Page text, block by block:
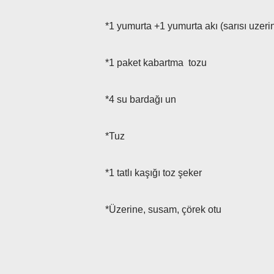
*1 yumurta +1 yumurta akı (sarısı
*1 paket kabartma tozu
*4 su bardağı un
*Tuz
*1 tatlı kaşığı toz şeker
*Üzerine, susam, çörek otu